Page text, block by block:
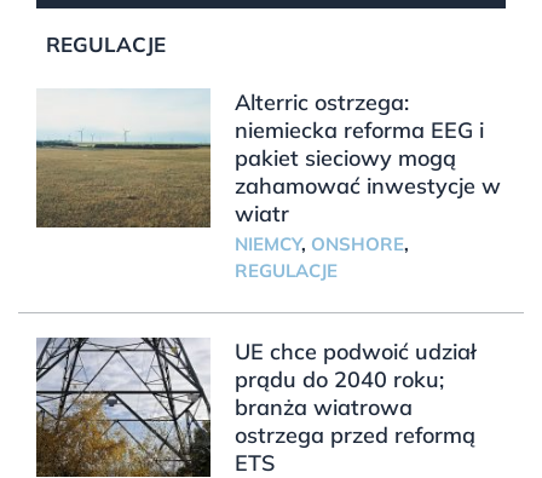
REGULACJE
Alterric ostrzega:
niemiecka reforma EEG i
pakiet sieciowy mogą
zahamować inwestycje w
wiatr
NIEMCY, ONSHORE,
REGULACJE
UE chce podwoić udział
prądu do 2040 roku;
branża wiatrowa
ostrzega przed reformą
ETS